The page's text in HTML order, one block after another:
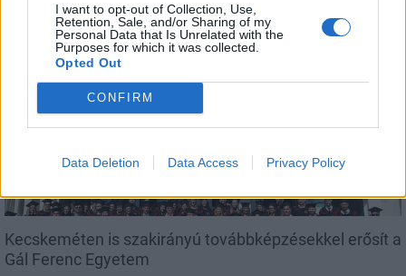
I want to opt-out of Collection, Use,
Retention, Sale, and/or Sharing of my
Personal Data that Is Unrelated with the
Purposes for which it was collected.
Opted Out
CONFIRM
Data Deletion Data Access Privacy Policy
Kecskeméten is szakirányú továbbképzésekkel erősít a
Gál Ferenc Egyetem